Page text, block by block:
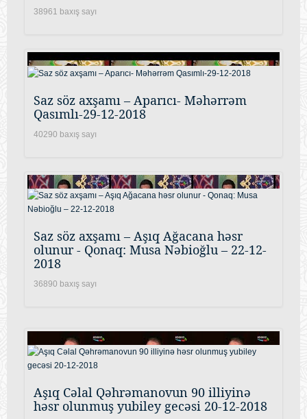
38961 baxış sayı
Saz söz axşamı – Aparıcı- Məhərrəm
Qasımlı-29-12-2018
40290 baxış sayı
Saz söz axşamı – Aşıq Ağacana həsr
olunur - Qonaq: Musa Nəbioğlu – 22-12-
2018
36890 baxış sayı
Aşıq Cəlal Qəhrəmanovun 90 illiyinə
həsr olunmuş yubiley gecəsi 20-12-2018